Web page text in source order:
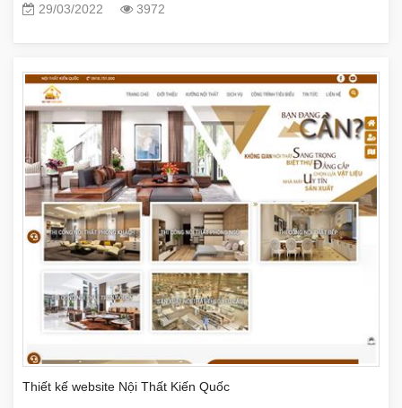
29/03/2022
3972
Thiết kế website Nội Thất Kiến Quốc